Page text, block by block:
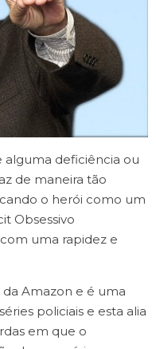
alguma deficiência ou
de maneira tão
o herói como um
Obsessivo
uma rapidez e
Amazon e é uma
policiais e esta alia
em que o